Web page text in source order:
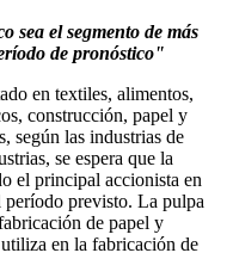
sea el segmento de más
de pronóstico"
en textiles, alimentos,
construcción, papel y
según las industrias de
se espera que la
el principal accionista en
previsto. La pulpa
de papel y
en la fabricación de